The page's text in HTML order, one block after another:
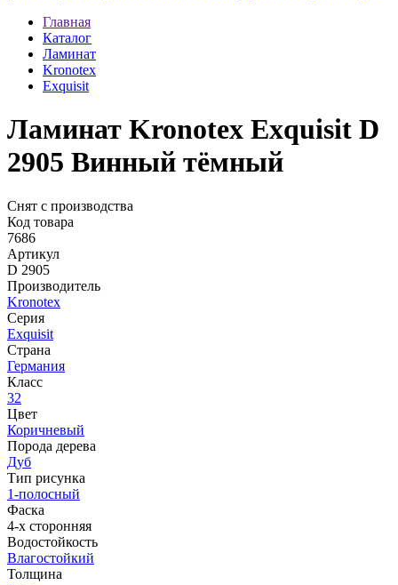
Главная
Каталог
Ламинат
Kronotex
Exquisit
Ламинат Kronotex Exquisit D
2905 Винный тёмный
Снят с производства
Код товара
7686
Артикул
D 2905
Производитель
Kronotex
Серия
Exquisit
Страна
Германия
Класс
32
Цвет
Коричневый
Порода дерева
Дуб
Тип рисунка
1-полосный
Фаска
4-х сторонняя
Водостойкость
Влагостойкий
Толщина